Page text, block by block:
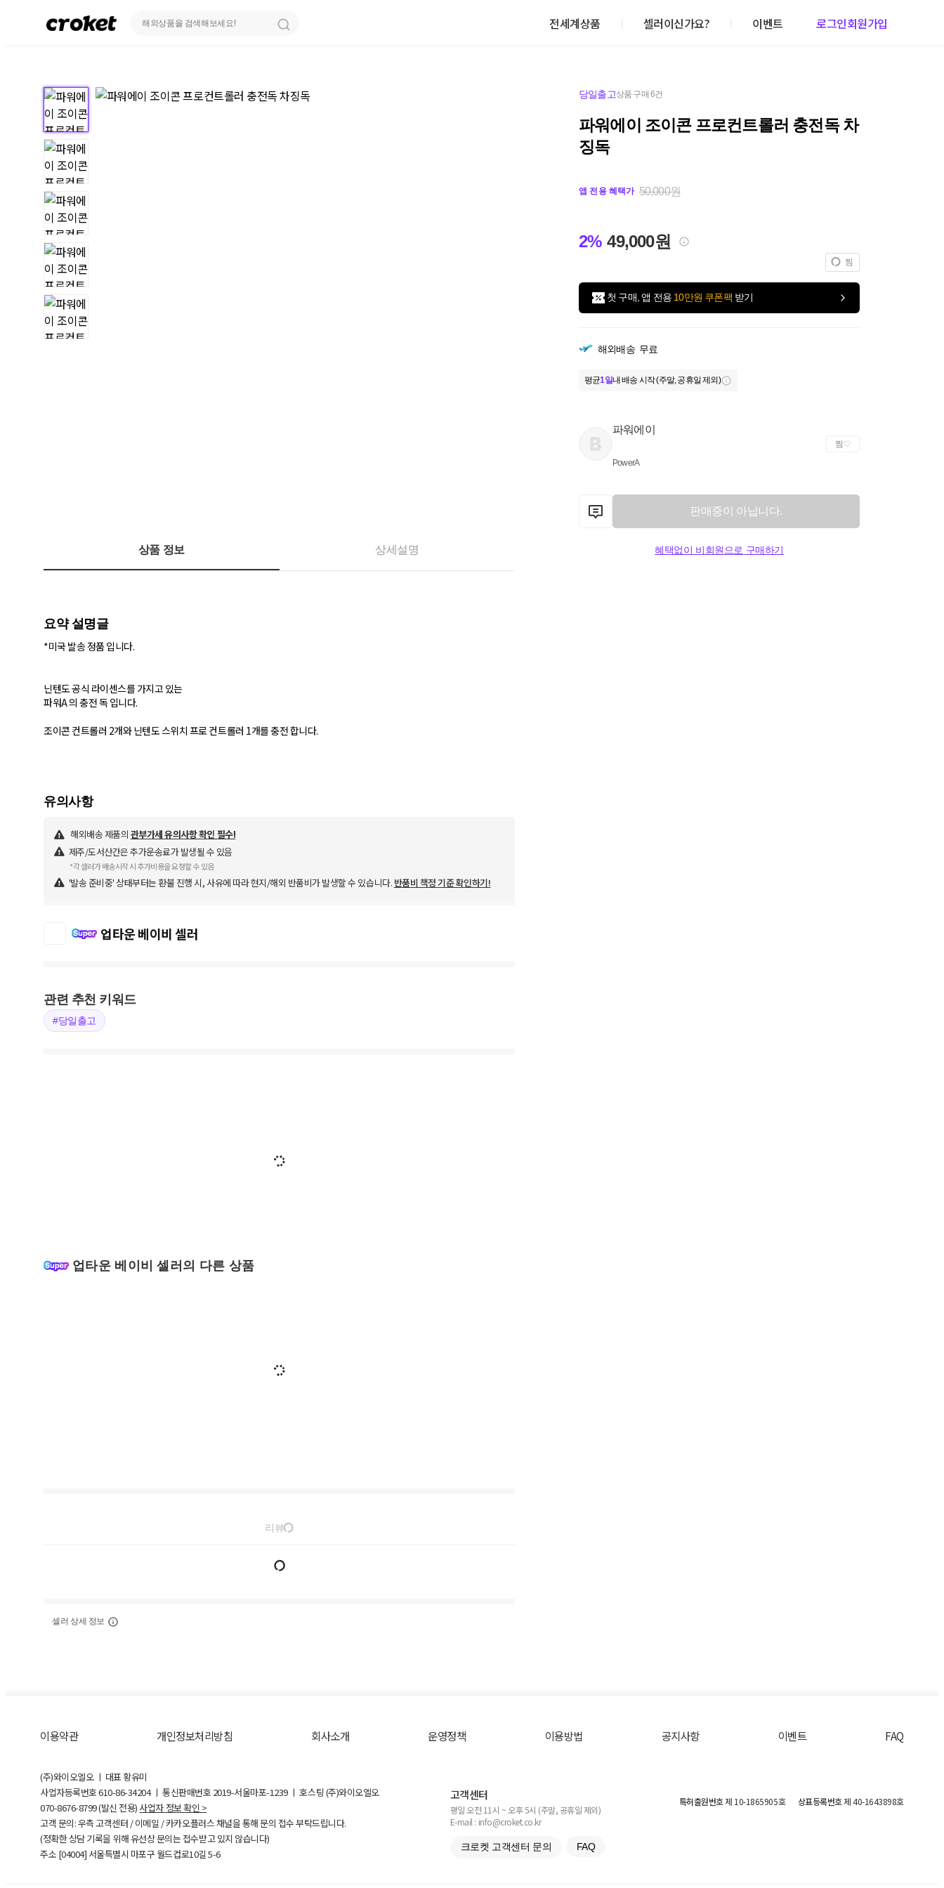
전세계상품 셀러이신가요? 이벤트 로그인회원가입
당일출고상품 구매 6건
파워에이 조이콘 프로컨트롤러 충전독 차
징독
앱 전용 혜택가 50,000원
2% 49,000원
찜
첫 구매, 앱 전용 10만원 쿠폰팩 받기
해외배송 무료
평균1일내 배송 시작 (주말, 공휴일 제외)
파워에이
PowerA
찜
판매중이 아닙니다.
혜택없이 비회원으로 구매하기
상품 정보 상세설명
요약 설명글
*미국 발송 정품 입니다.
닌텐도 공식 라이센스를 가지고 있는
파워A 의 충전 독 입니다.
조이콘 컨트롤러 2개와 닌텐도 스위치 프로 컨트롤러 1개를 충전 합니다.
유의사항
해외배송 제품의 관부가세 유의사항 확인 필수!
제주/도서산간은 추가운송료가 발생될 수 있음
*각 셀러가 배송시작 시 추가비용을 요청할 수 있음
'발송 준비중' 상태부터는 환불 진행 시, 사유에 따라 현지/해외 반품비가 발생할 수 있습니다. 반품비 책정 기준 확인하기!
업타운 베이비 셀러
관련 추천 키워드
#당일출고
업타운 베이비 셀러의 다른 상품
리뷰
셀러 상세 정보
이용약관 개인정보처리방침 회사소개 운영정책 이용방법 공지사항 이벤트 FAQ
(주)와이오엘오 ㅣ 대표 황유미
사업자등록번호610-86-34204ㅣ 통신판매번호 2019-서울마포-1239 ㅣ 호스팅 (주)와이오엘오
070-8676-8799 (발신 전용) 사업자 정보 확인 >
고객 문의: 우측 고객센터 / 이메일 / 카카오플러스 채널을 통해 문의 접수 부탁드립니다.
(정확한 상담 기록을 위해 유선상 문의는 접수받고 있지 않습니다)
주소 [04004] 서울특별시 마포구 월드컵로10길5-6
고객센터
평일 오전 11시 ~ 오후 5시 (주말, 공휴일 제외)
E-mail : info@croket.co.kr
크로켓 고객센터 문의 FAQ
특허출원번호제 10-1865905호 상표등록번호제 40-1643898호